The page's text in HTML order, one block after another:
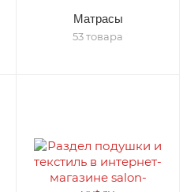
Матрасы
53 товара